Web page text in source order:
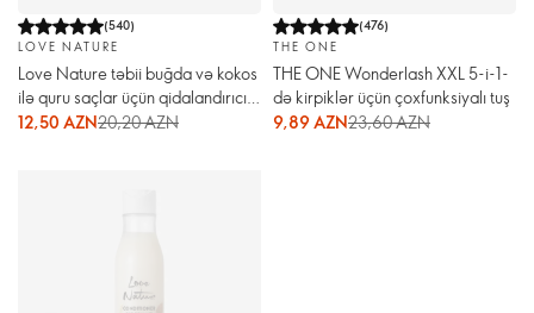
(540)
LOVE NATURE
Love Nature təbii buğda və kokos
ilə quru saçlar üçün qidalandırıcı
yağ
12,50 AZN20,20 AZN
(476)
THE ONE
THE ONE Wonderlash XXL 5-i-1-
də kirpiklər üçün çoxfunksiyalı tuş
9,89 AZN23,60 AZN